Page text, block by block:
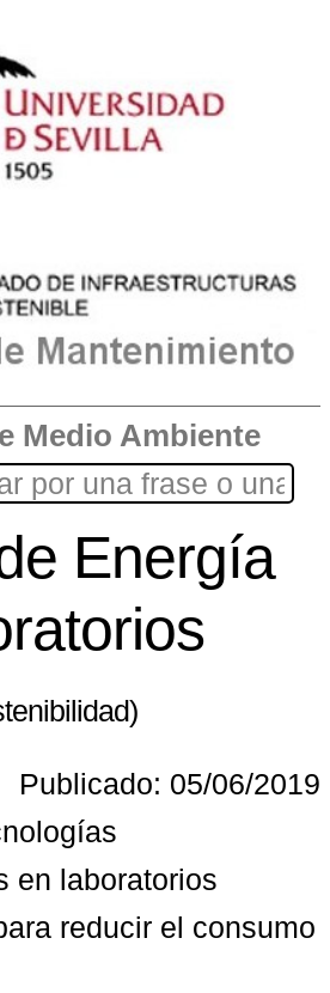
Medio Ambiente
Energía
Publicado: 05/06/2019
en laboratorios
reducir el consumo